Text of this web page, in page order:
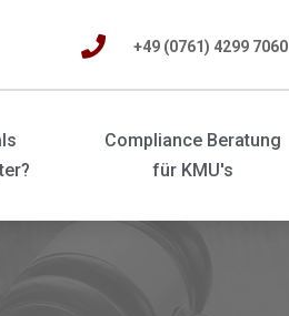
 +49 (0761) 4299 7060
Compliance Beratung
für KMU's